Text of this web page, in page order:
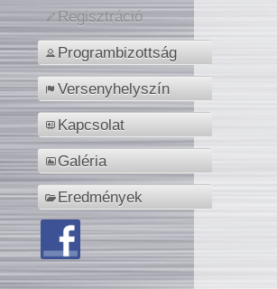
Regisztráció
Programbizottság
Versenyhelyszín
Kapcsolat
Galéria
Eredmények